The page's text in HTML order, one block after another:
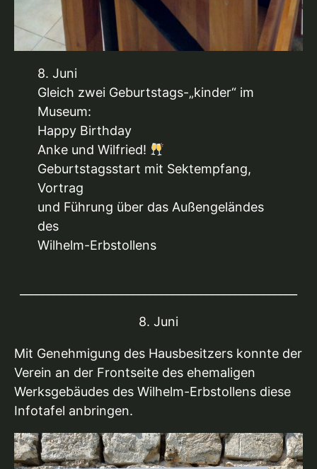
8. Juni
Gleich zwei Geburtstags-„kinder“ im
Museum:
Happy Birthday
Anke und Wilfried!
Geburtstagsstart mit Sektempfang,
Vortrag
und Führung über das Außengeländes
des
Wilhelm-Erbstollens
8. Juni
Mit Genehmigung des Hausbesitzers konnte der
Verein an der Frontseite des ehemaligen
Werksgebäudes des Wilhelm-Erbstollens diese
Infotafel anbringen.